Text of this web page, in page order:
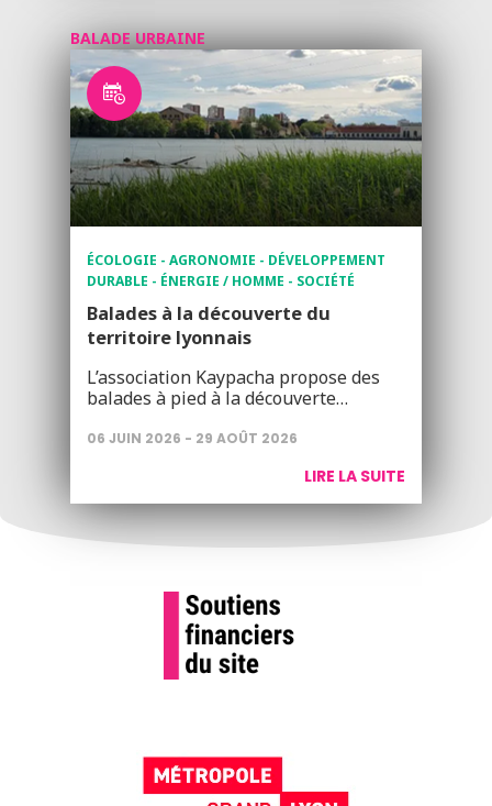
BALADE URBAINE
ÉCOLOGIE - AGRONOMIE - DÉVELOPPEMENT
DURABLE - ÉNERGIE / HOMME - SOCIÉTÉ
Balades à la découverte du
territoire lyonnais
L’association Kaypacha propose des
balades à pied à la découverte…
06 JUIN 2026 - 29 AOÛT 2026
LIRE LA SUITE